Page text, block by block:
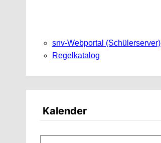
snv-Webportal (Schülerserver)
Regelkatalog
Kalender